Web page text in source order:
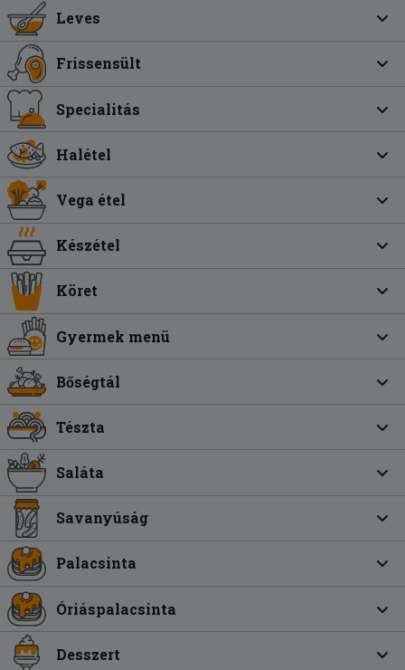
Leves
Frissensült
Specialitás
Halétel
Vega étel
Készétel
Köret
Gyermek menü
Bőségtál
Tészta
Saláta
Savanyúság
Palacsinta
Óriáspalacsinta
Desszert